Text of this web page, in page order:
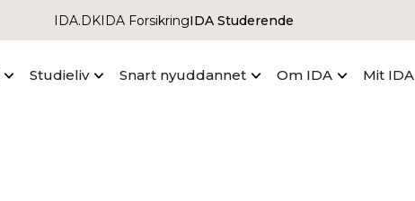
IDA.DKIDA ForsikringIDA Studerende
Studieliv Snart nyuddannet Om IDA Mit IDA